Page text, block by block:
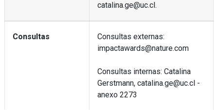
catalina.ge@uc.cl.
Consultas
Consultas externas:
impactawards@nature.com
Consultas internas: Catalina
Gerstmann, catalina.ge@uc.cl -
anexo 2273